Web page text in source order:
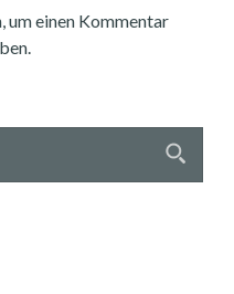
um einen Kommentar